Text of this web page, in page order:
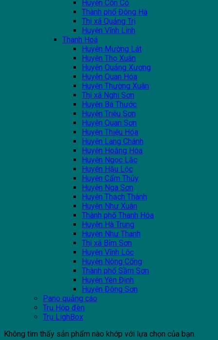
Huyện Cồn Cỏ
Thành phố Đông Hà
Thị xã Quảng Trị
Huyện Vĩnh Linh
Thanh Hoá
Huyện Mường Lát
Huyện Thọ Xuân
Huyện Quảng Xương
Huyện Quan Hóa
Huyện Thường Xuân
Thị xã Nghi Sơn
Huyện Bá Thước
Huyện Triệu Sơn
Huyện Quan Sơn
Huyện Thiệu Hóa
Huyện Lang Chánh
Huyện Hoằng Hóa
Huyện Ngọc Lặc
Huyện Hậu Lộc
Huyện Cẩm Thủy
Huyện Nga Sơn
Huyện Thạch Thành
Huyện Như Xuân
Thành phố Thanh Hóa
Huyện Hà Trung
Huyện Như Thanh
Thị xã Bỉm Sơn
Huyện Vĩnh Lộc
Huyện Nông Cống
Thành phố Sầm Sơn
Huyện Yên Định
Huyện Đông Sơn
Pano quảng cáo
Trụ Hộp đèn
Trụ LighBox
Không tìm thấy sản phẩm nào khớp với lựa chọn của bạn.